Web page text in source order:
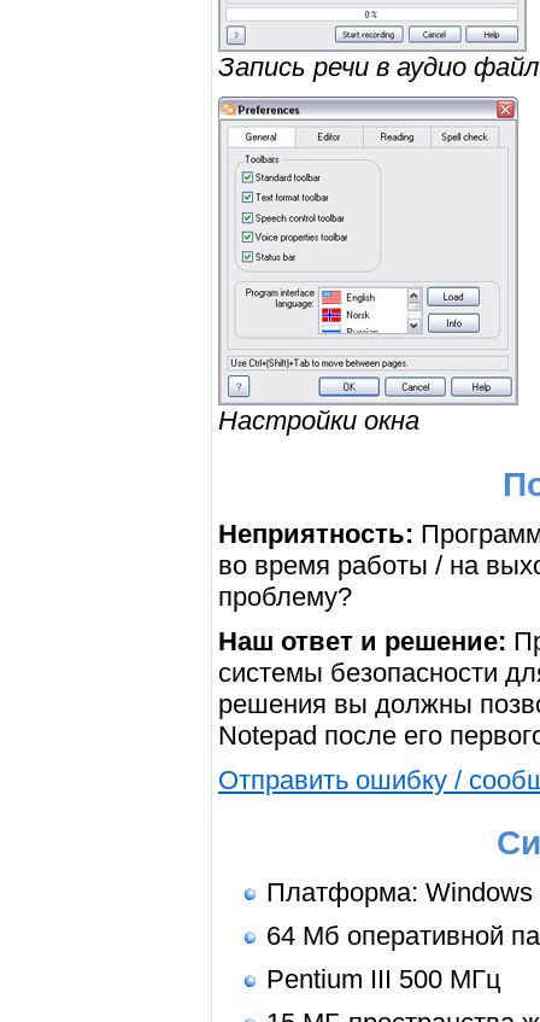
Запись речи в аудио
Настройки окна
Неприятность:
во время работы / на
проблему?
Наш ответ и решение:
системы безопасности
решения вы должны
Notepad после его
Отправить ошибку /
Платформа: Windows
64 Мб оперативной
Pentium III 500 МГц